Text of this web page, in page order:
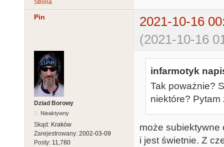
Strona
Pin
2021-10-16
(2021-10-16
Dziad Borowy
Nieaktywny
Skąd: Kraków
Zarejestrowany: 2002-03-09
Posty: 11,780
infarmotyk
Tak poważnie?
niektóre?
może subiektywne
i jest świetnie. Z